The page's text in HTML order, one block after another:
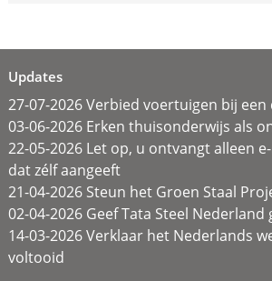
Updates
27-07-2026 Verbied voertuigen bij
03-06-2026 Erken thuisonderwijs als
22-05-2026 Let op, u ontvangt alleen
dat zélf aangeeft
21-04-2026 Steun het Groen Staal
02-04-2026 Geef Tata Steel
14-03-2026 Verklaar het Nederlands
voltooid